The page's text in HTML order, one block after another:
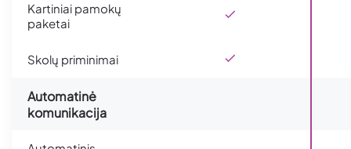
Kartiniai pamokų
paketai
Skolų priminimai
Automatinė
komunikacija